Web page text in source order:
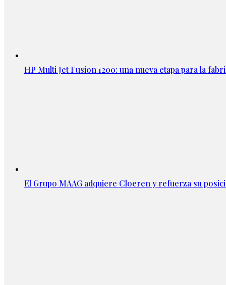
HP Multi Jet Fusion 1200: una nueva etapa para la
El Grupo MAAG adquiere Cloeren y refuerza su